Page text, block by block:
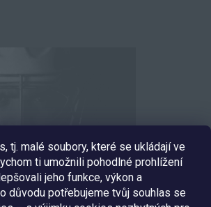
tj. malé soubory, které se ukládají ve
ti umožnili pohodlné prohlížení
jeho funkce, výkon a
důvodu potřebujeme tvůj souhlas se